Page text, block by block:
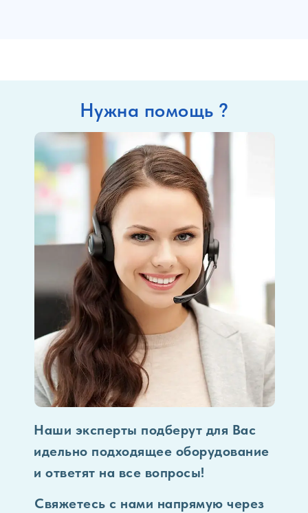
Нужна помощь ?
Наши эксперты подберут для Вас
идельно подходящее оборудование
и ответят на все вопросы!
Свяжетесь с нами напрямую через